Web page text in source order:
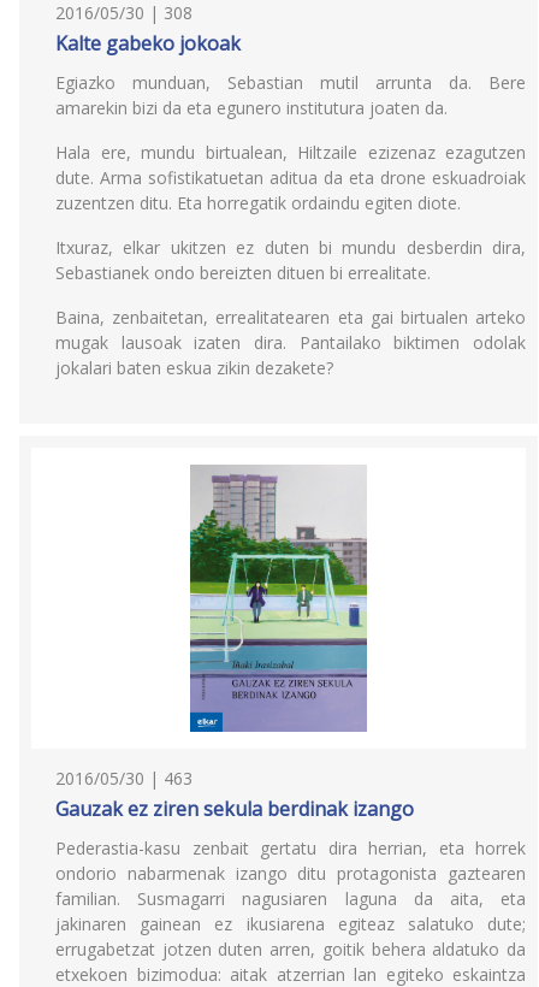
2016/05/30 | 308
Kalte gabeko jokoak
Egiazko munduan, Sebastian mutil arrunta da. Bere
amarekin bizi da eta egunero institutura joaten da.
Hala ere, mundu birtualean, Hiltzaile ezizenaz ezagutzen
dute. Arma sofistikatuetan aditua da eta drone eskuadroiak
zuzentzen ditu. Eta horregatik ordaindu egiten diote.
Itxuraz, elkar ukitzen ez duten bi mundu desberdin dira,
Sebastianek ondo bereizten dituen bi errealitate.
Baina, zenbaitetan, errealitatearen eta gai birtualen arteko
mugak lausoak izaten dira. Pantailako biktimen odolak
jokalari baten eskua zikin dezakete?
2016/05/30 | 463
Gauzak ez ziren sekula berdinak izango
Pederastia-kasu zenbait gertatu dira herrian, eta horrek
ondorio nabarmenak izango ditu protagonista gaztearen
familian. Susmagarri nagusiaren laguna da aita, eta
jakinaren gainean ez ikusiarena egiteaz salatuko dute;
errugabetzat jotzen duten arren, goitik behera aldatuko da
etxekoen bizimodua: aitak atzerrian lan egiteko eskaintza